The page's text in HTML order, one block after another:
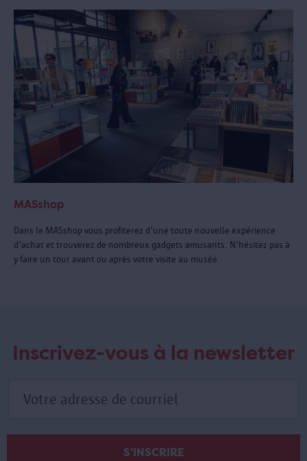
MASshop
Dans le MASshop vous profiterez d'une toute nouvelle expérience
d'achat et trouverez de nombreux gadgets amusants. N'hésitez pas à
y faire un tour avant ou après votre visite au musée.
Inscrivez-vous à la newsletter